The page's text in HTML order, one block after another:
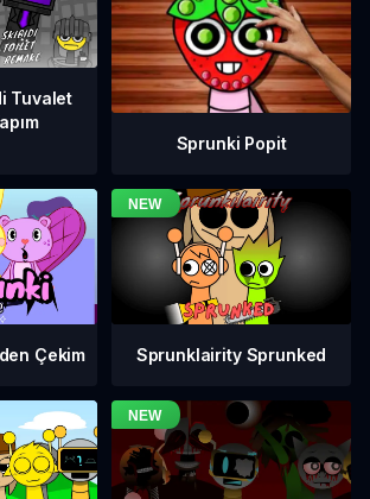
Tuvalet
Sprunki Popit
Çekim Sprunklairity Sprunked